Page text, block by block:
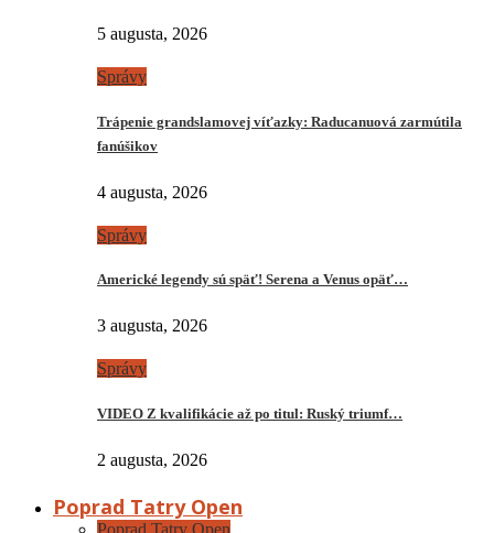
5 augusta, 2026
Správy
Trápenie grandslamovej víťazky: Raducanuová zarmútila
fanúšikov
4 augusta, 2026
Správy
Americké legendy sú späť! Serena a Venus opäť…
3 augusta, 2026
Správy
VIDEO Z kvalifikácie až po titul: Ruský triumf…
2 augusta, 2026
Poprad Tatry Open
Poprad Tatry Open